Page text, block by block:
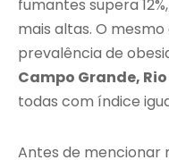
fumantes supera
mais altas. O
prevalência de
Campo Grande,
todas com índice
Antes de mencionar